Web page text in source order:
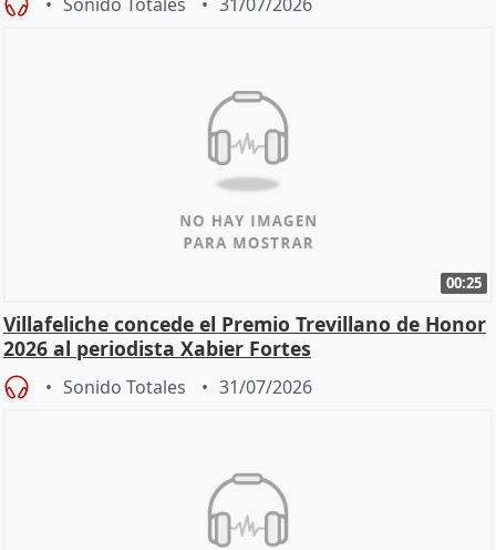
00:25
Villafeliche concede el Premio Trevillano de Honor
2026 al periodista Xabier Fortes
Sonido Totales 31/07/2026